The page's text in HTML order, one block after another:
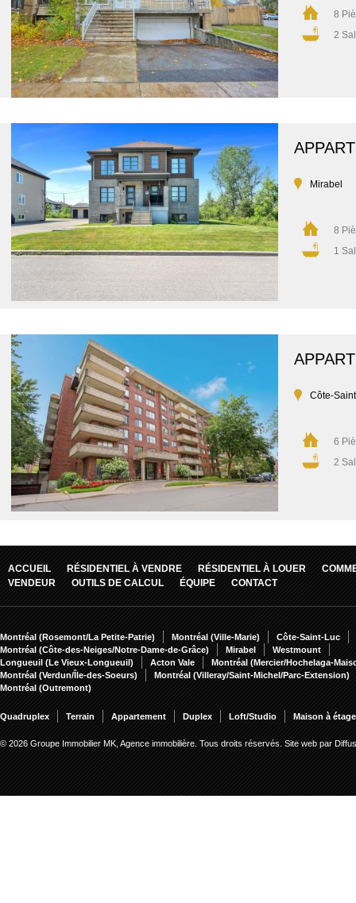
8
2
Mirabel
8
1
Côte-
6
2
ACCUEIL RÉSIDENTIEL À VENDRE RÉSIDENTIEL À LOUER
VENDEUR
OUTILS DE CALCUL ÉQUIPE CONTACT
Montréal (Rosemont/La Petite-Patrie) Montréal (Ville-Marie)
Côte-Saint-Luc
Montréal (Côte-des-Neiges/Notre-Dame-de-Grâce)
Mirabel
Westmount
Longueuil (Le Vieux-Longueuil)
Acton Vale
Montréal (Mercier/Hochelaga-
Montréal (Verdun/Île-des-Soeurs)
Montréal (Villeray/Saint-Michel/Parc-Extension)
Montréal (Outremont)
Quadruplex Terrain Appartement Duplex Loft/Studio Maison à
© 2026 Groupe Immobilier MK, Agence immobilière. Tous droits réservés. Site web par